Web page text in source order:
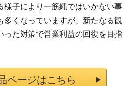
様子により一筋縄ではいかない事
多くなっていますが、新たなる観
った対策で営業利益の回復を目指
ページはこちら